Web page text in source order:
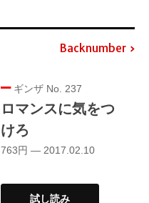
Backnumber
ギンザ No. 237
ロマンスに気をつ
けろ
763円 — 2017.02.10
試し読み